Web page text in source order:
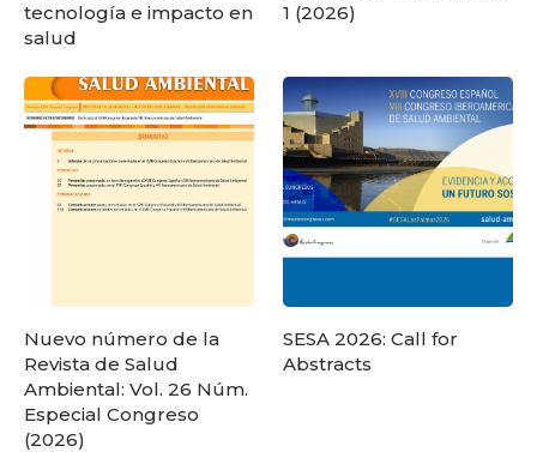
tecnología e impacto en
salud
1 (2026)
Nuevo número de la
Revista de Salud
Ambiental: Vol. 26 Núm.
Especial Congreso
(2026)
SESA 2026: Call for
Abstracts